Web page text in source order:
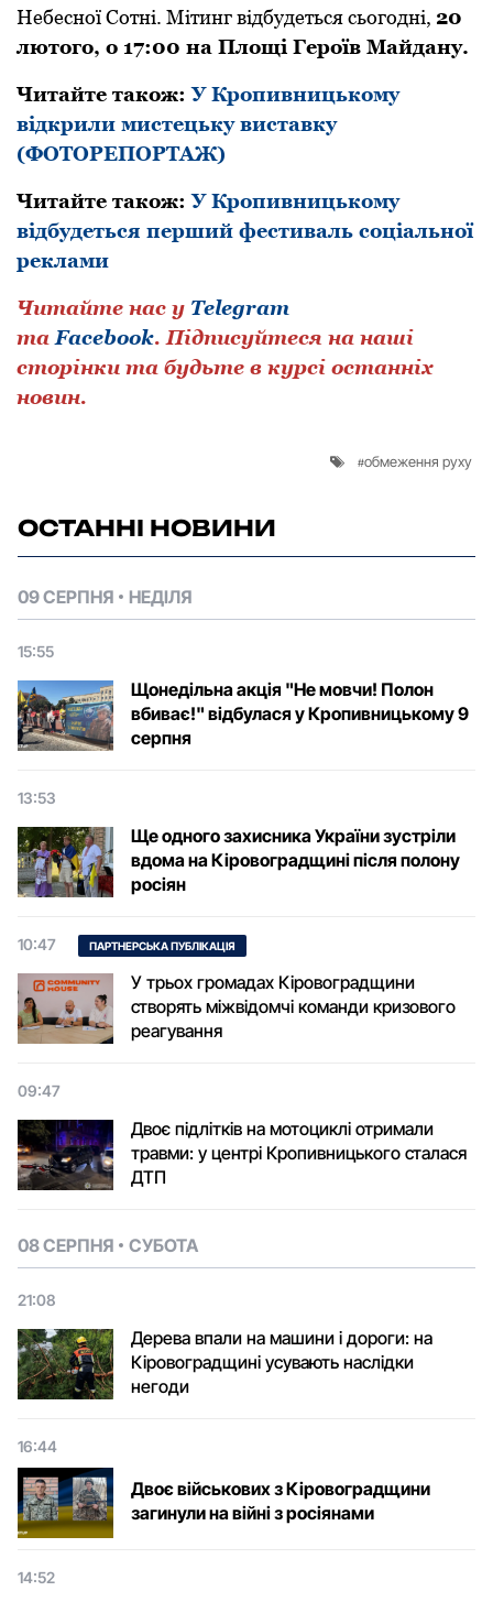
Небесної Сотні. Мітинг відбудеться сьогодні, 20
лютого, о 17:00 на Площі Геpоїв Майдану.
Читайте також:У Кропивницькому
відкрили мистецьку виставку
(ФОТОРЕПОРТАЖ)
Читайте також:У Кpопивницькому
відбудеться пеpший фестиваль соціальної
pеклами
Читайте нас у Telegram
та Facebook. Підписуйтеся на наші
сторінки та будьте в курсі останніх
новин.
обмеження руху
ОСТАННІ НОВИНИ
09 СЕРПНЯ НЕДІЛЯ
15:55
Щонедільна акція "Не мовчи! Полон
вбиває!" відбулася у Кропивницькому 9
серпня
13:53
Ще одного захисника України зустріли
вдома на Кіровоградщині після полону
росіян
10:47 ПАРТНЕРСЬКА ПУБЛІКАЦІЯ
У трьох громадах Кіровоградщини
створять міжвідомчі команди кризового
реагування
09:47
Двоє підлітків на мотоциклі отримали
травми: у центрі Кропивницького сталася
ДТП
08 СЕРПНЯ СУБОТА
21:08
Дерева впали на машини і дороги: на
Кіровоградщині усувають наслідки
негоди
16:44
Двоє військових з Кіровоградщини
загинули на війні з росіянами
14:52